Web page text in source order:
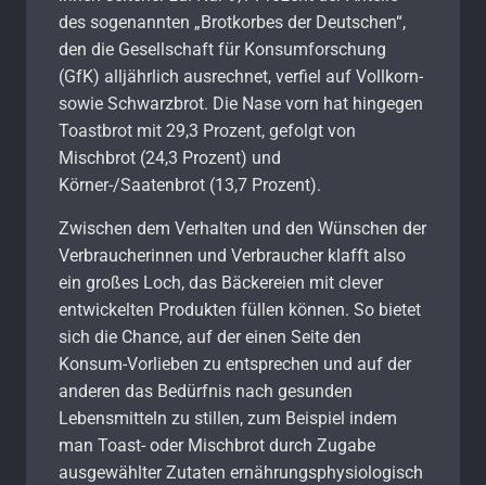
des sogenannten „Brotkorbes der Deutschen“,
den die Gesellschaft für Konsumforschung
(GfK) alljährlich ausrechnet, verfiel auf Vollkorn-
sowie Schwarzbrot. Die Nase vorn hat hingegen
Toastbrot mit 29,3 Prozent, gefolgt von
Mischbrot (24,3 Prozent) und
Körner-/Saatenbrot (13,7 Prozent).
Zwischen dem Verhalten und den Wünschen der
Verbraucherinnen und Verbraucher klafft also
ein großes Loch, das Bäckereien mit clever
entwickelten Produkten füllen können. So bietet
sich die Chance, auf der einen Seite den
Konsum-Vorlieben zu entsprechen und auf der
anderen das Bedürfnis nach gesunden
Lebensmitteln zu stillen, zum Beispiel indem
man Toast- oder Mischbrot durch Zugabe
ausgewählter Zutaten ernährungsphysiologisch